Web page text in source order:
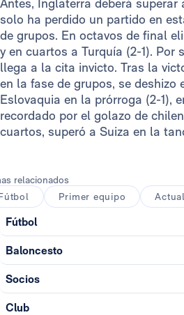
Antes, Inglaterra deberá superar
solo ha perdido un partido en
de grupos. En octavos de final
y en cuartos a Turquía (2-1). Por
llega a la cita invicto. Tras la
en la fase de grupos, se deshizo
Eslovaquia en la prórroga (2-1),
recordado por el golazo de
cuartos, superó a Suiza en la
relacionados
Primer equipo
Fútbol
Baloncesto
Socios
Club